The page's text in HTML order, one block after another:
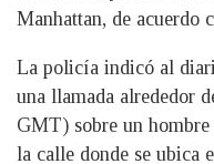
Manhattan, de acuerdo
La policía indicó al
una llamada alrededor
GMT) sobre un
la calle donde se ubica